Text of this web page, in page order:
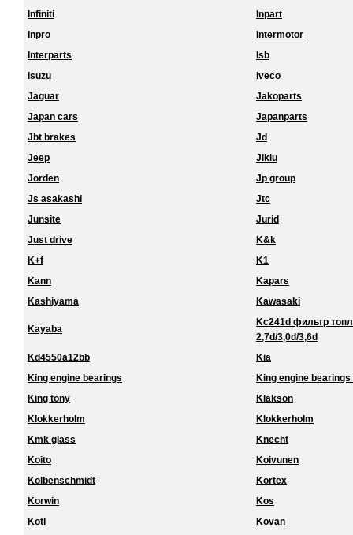
Infiniti
Inpart
Inpro
Intermotor
Interparts
Isb
Isuzu
Iveco
Jaguar
Jakoparts
Japan cars
Japanparts
Jbt brakes
Jd
Jeep
Jikiu
Jorden
Jp group
Js asakashi
Jtc
Junsite
Jurid
Just drive
K&k
K+f
K1
Kann
Kapars
Kashiyama
Kawasaki
Kayaba
Kc241d фильтр
2,7d/3,0d/3,6d
Kd4550a12bb
Kia
King engine bearings
King engine bearings
King tony
Klakson
Klokkerholm
Klokkerholm
Kmk glass
Knecht
Koito
Koivunen
Kolbenschmidt
Kortex
Korwin
Kos
Kotl
Kovan